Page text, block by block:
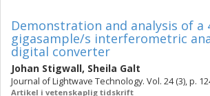
Demonstration and analysis of a
gigasample/s interferometric
digital converter
Johan Stigwall, Sheila Galt
Journal of Lightwave Technology. Vol. 24 (3), p.
Artikel i vetenskaplig tidskrift